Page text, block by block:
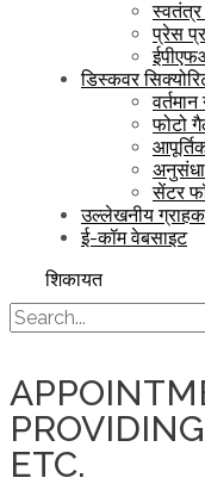
स्वतंत्र
प्रेस
डिस्कवर
फोटो
सेंटर
उल्लेखनीय ग्राहक
ई-कॉम वेबसाइट
शिकायत
ETC.